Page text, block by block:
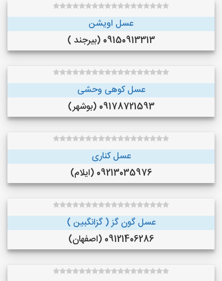
عسل اویشن
09150913313 (بیرجند )
عسل کوهی وحشی
09178721593 (بوشهر)
عسل کناری
09213035976 (ایلام)
عسل گون گز ( گزانگبین )
09121406286 (اصفهان)